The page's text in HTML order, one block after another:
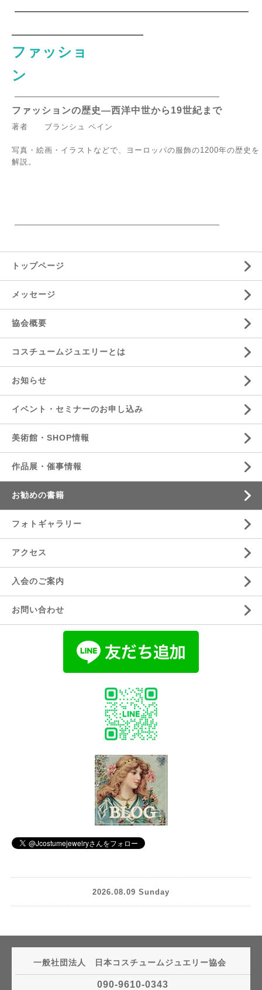
ファッショ
ン
ファッションの歴史―西洋中世から19世紀まで
著者 ブランシュ ペイン
写真・絵画・イラストなどで、ヨーロッパの服飾の1200年の歴史を
解説。
トップページ
メッセージ
協会概要
コスチュームジュエリーとは
お知らせ
イベント・セミナーのお申し込み
美術館・SHOP情報
作品展・催事情報
お勧めの書籍
フォトギャラリー
アクセス
入会のご案内
お問い合わせ
2026.08.09 Sunday
一般社団法人 日本コスチュームジュエリー協会
090-9610-0343